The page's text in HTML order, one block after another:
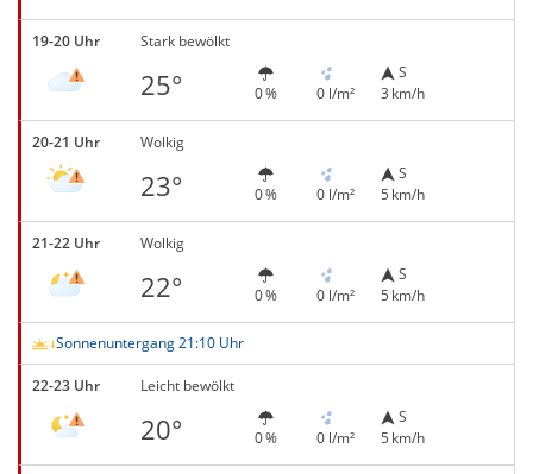
19-20 Uhr Stark bewölkt
25° 0 % 0 l/m²
S
3 km/h
20-21 Uhr Wolkig
23° 0 % 0 l/m²
S
5 km/h
21-22 Uhr Wolkig
22° 0 % 0 l/m²
S
5 km/h
Sonnenuntergang 21:10 Uhr
22-23 Uhr Leicht bewölkt
20° 0 % 0 l/m²
S
5 km/h